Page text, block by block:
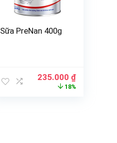
Sữa PreNan 400g
235.000 ₫
18%